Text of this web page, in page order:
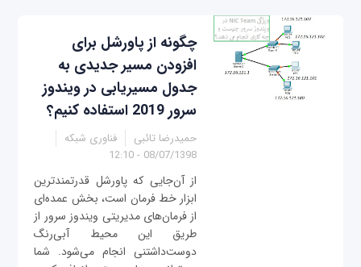
چگونه از پاورشل برای
افزودن مسیر جدیدی به
جدول مسیریابی در ویندوز
سرور 2019 استفاده کنیم؟
حمیدرضا تائبی
فناوری شبکه
08/07/1398 - 12:10
از آن‌جایی که پاورشل قدرتمندترین
ابزار خط فرمان است، بخش عمده‌ای
از فرمان‌های مدیریتی ویندوز سرور از
طریق این محیط آبی‌رنگ
دوست‌داشتنی انجام می‌شود. شما